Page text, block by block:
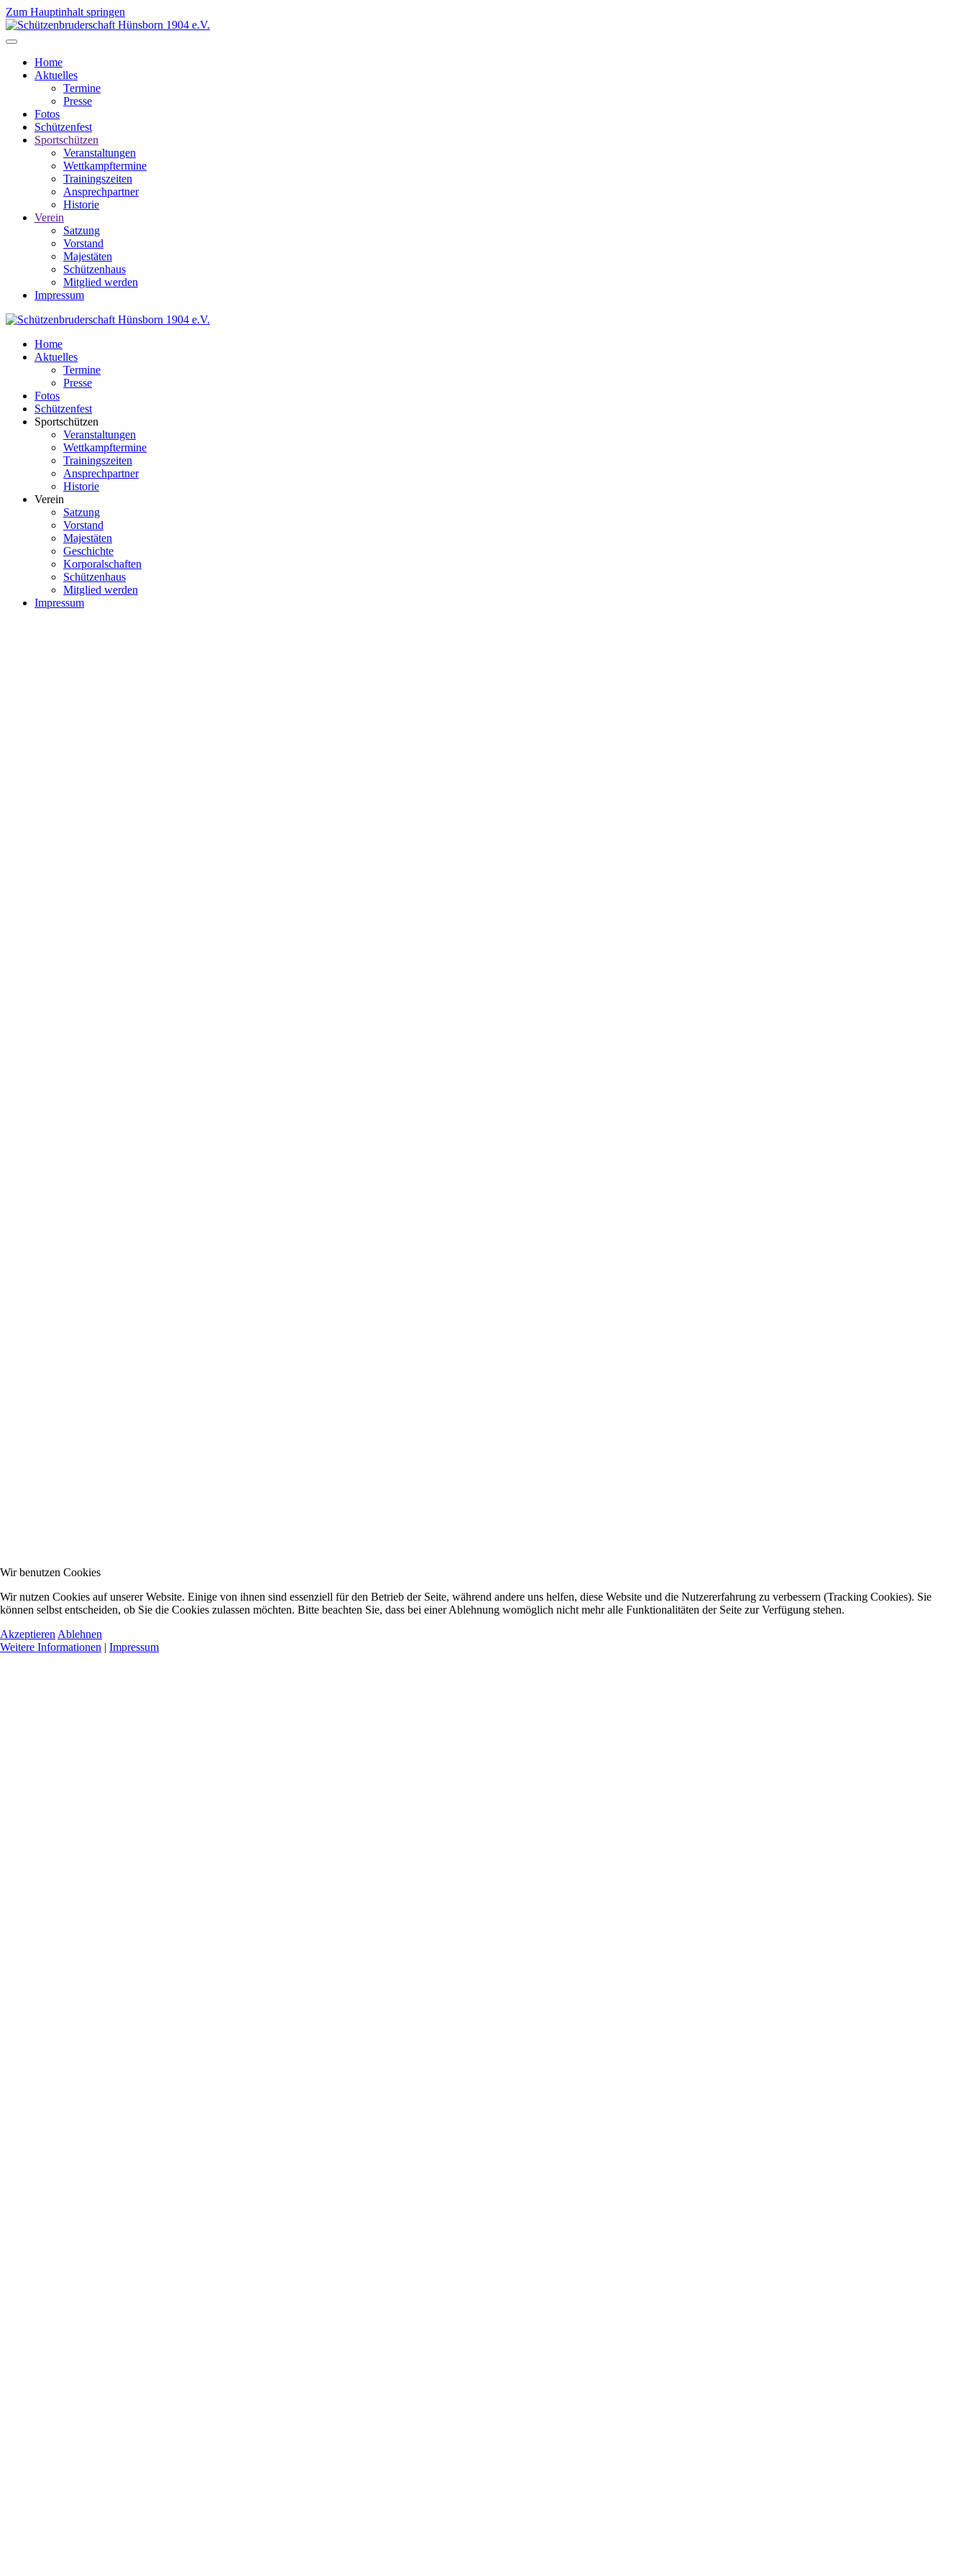
Zum Hauptinhalt springen
Home
Aktuelles
Termine
Presse
Fotos
Schützenfest
Sportschützen
Veranstaltungen
Wettkampftermine
Trainingszeiten
Ansprechpartner
Historie
Verein
Satzung
Vorstand
Majestäten
Schützenhaus
Mitglied werden
Impressum
Home
Aktuelles
Termine
Presse
Fotos
Schützenfest
Sportschützen
Veranstaltungen
Wettkampftermine
Trainingszeiten
Ansprechpartner
Historie
Verein
Satzung
Vorstand
Majestäten
Geschichte
Korporalschaften
Schützenhaus
Mitglied werden
Impressum
Wir benutzen Cookies
Wir nutzen Cookies auf unserer Website. Einige von ihnen sind essenziell für den Betrieb der Seite, während andere uns helfen, diese Website und die Nutzererfahrung zu verbessern (Tracking Cookies). Sie
können selbst entscheiden, ob Sie die Cookies zulassen möchten. Bitte beachten Sie, dass bei einer Ablehnung womöglich nicht mehr alle Funktionalitäten der Seite zur Verfügung stehen.
Akzeptieren Ablehnen
Weitere Informationen | Impressum